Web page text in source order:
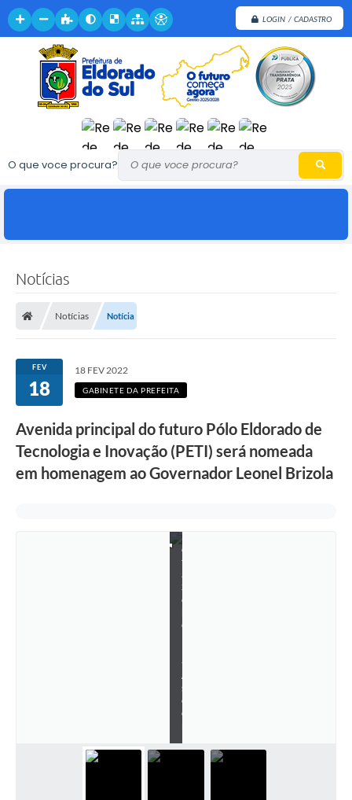
LOGIN / CADASTRO
O que voce procura?
Notícias
Notícias Notícia
FEV
18
18 FEV 2022
GABINETE DA PREFEITA
Avenida principal do futuro Pólo Eldorado de
Tecnologia e Inovação (PETI) será nomeada
em homenagem ao Governador Leonel Brizola
o
t
G
a
b
r
o
t
a
S
c
e
-
A
s
c
o